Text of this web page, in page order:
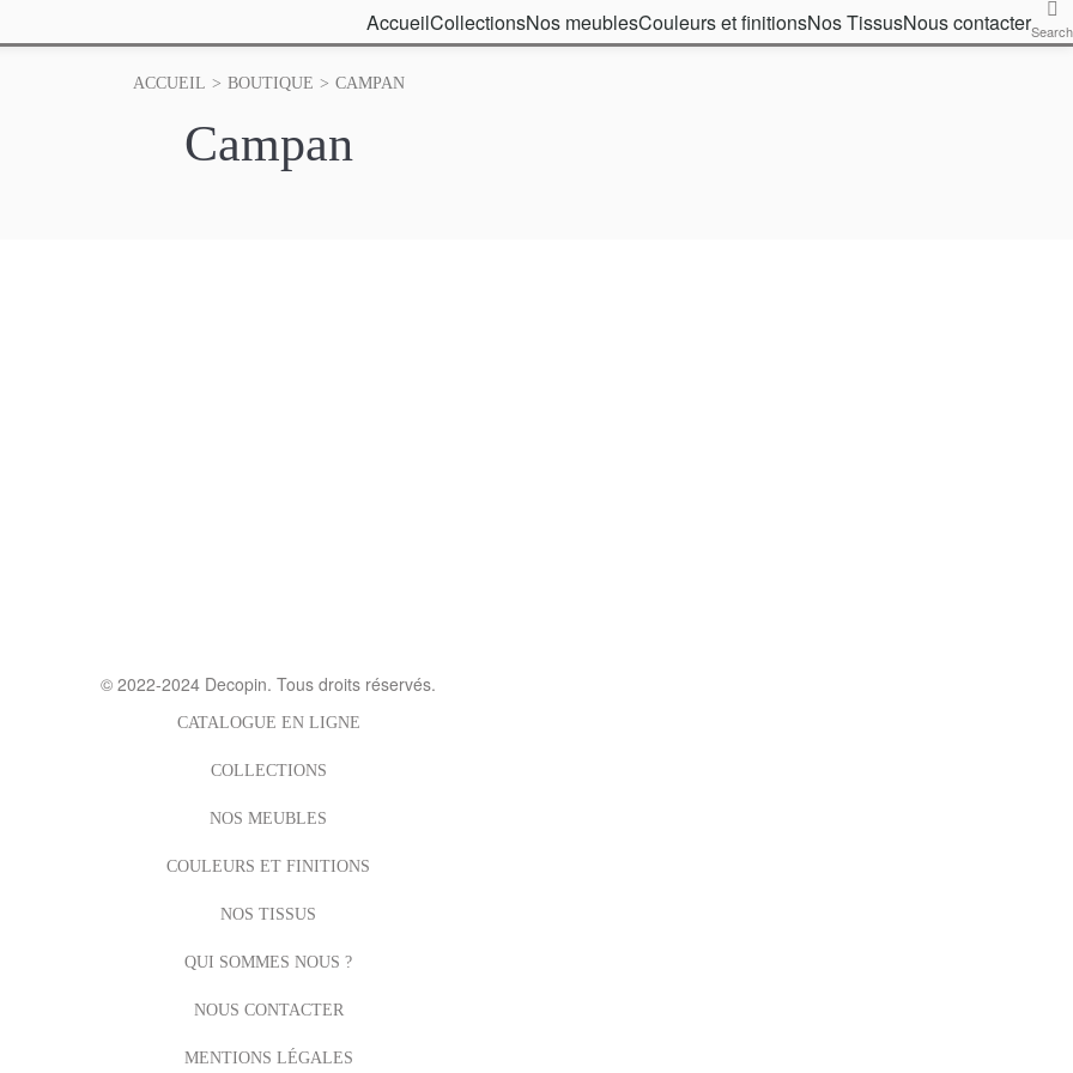
AccueilCollectionsNos meublesCouleurs et finitionsNos TissusNous contacterSearch
ACCUEIL > BOUTIQUE > CAMPAN
Campan
© 2022-2024 Decopin. Tous droits réservés.
CATALOGUE EN LIGNE
COLLECTIONS
NOS MEUBLES
COULEURS ET FINITIONS
NOS TISSUS
QUI SOMMES NOUS ?
NOUS CONTACTER
MENTIONS LÉGALES